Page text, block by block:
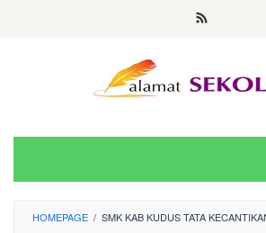
HOMEPAGE / SMK KAB KUDUS TATA